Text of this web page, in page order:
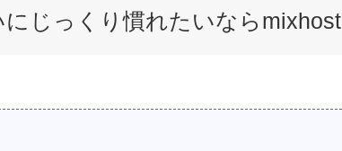
にじっくり慣れたいならmixhost